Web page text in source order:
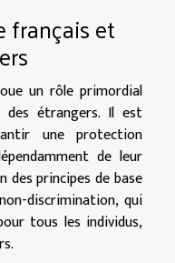
français et
un rôle primordial
des étrangers. Il est
une protection
de leur
principes de base
discrimination, qui
tous les individus,